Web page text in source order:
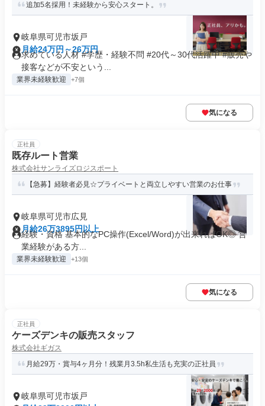
追加5名採用！未経験から安心スタート。
岐阜県可児市坂戸
月給24万円～26万円
求めている人材 #学歴・経験不問 #20代～30代活躍中 #販売や
接客などが不安という...
業界未経験歓迎 +7個
気になる
正社員
既存ルート営業
株式会社サンライズロジスポート
【急募】経験者必見☆プライベートと両立しやすい営業のお仕事
岐阜県可児市広見
月給26万3895円以上
経験・資格 基本的なPC操作(Excel/Word)が出来ればOK◎ 営
業経験がある方...
業界未経験歓迎 +13個
気になる
正社員
ケーズデンキの販売スタッフ
株式会社ギガス
月給29万・賞与4ヶ月分！残業月3.5h私生活も充実の正社員
岐阜県可児市坂戸